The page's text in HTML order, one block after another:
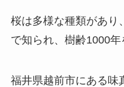
桜は多様な種類があり
で知られ、樹齢1000年
福井県越前市にある味